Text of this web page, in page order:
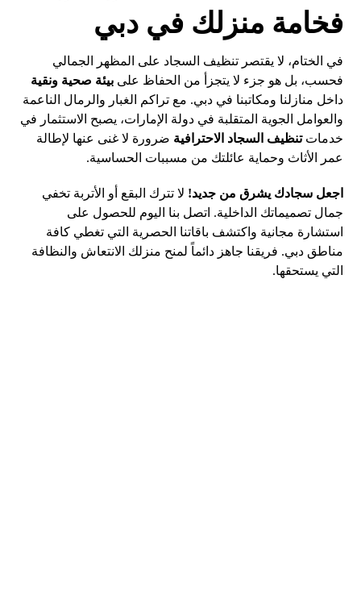
فخامة منزلك في دبي
في الختام، لا يقتصر تنظيف السجاد على المظهر الجمالي
فحسب، بل هو جزء لا يتجزأ من الحفاظ علىبيئة صحية ونقية
داخل منازلنا ومكاتبنا في دبي. مع تراكم الغبار والرمال الناعمة
والعوامل الجوية المتقلبة في دولة الإمارات، يصبح الاستثمار في
خدماتتنظيف السجاد الاحترافية ضرورة لا غنى عنها لإطالة
عمر الأثاث وحماية عائلتك من مسببات الحساسية.
اجعل سجادك يشرق من جديد! لا تترك البقع أو الأتربة تخفي
جمال تصميماتك الداخلية. اتصل بنا اليوم للحصول على
استشارة مجانية واكتشف باقاتنا الحصرية التي تغطي كافة
مناطق دبي. فريقنا جاهز دائماً لمنح منزلك الانتعاش والنظافة
التي يستحقها.